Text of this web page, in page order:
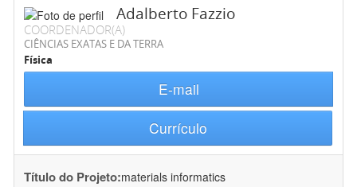
Adalberto Fazzio
COORDENADOR(A)
CIÊNCIAS EXATAS E DA TERRA
Física
E-mail
Currículo
Título do Projeto:materials informatics